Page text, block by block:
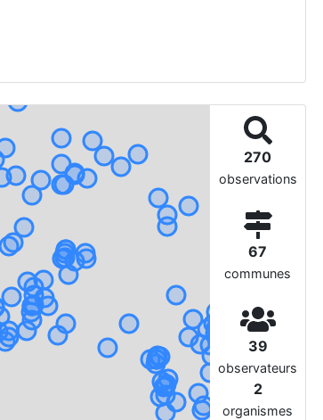
270
observations
67
communes
39
observateurs
2
organismes